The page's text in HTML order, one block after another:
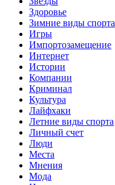
Здоровье
Зимние виды спорта
Игры
Импортозамещение
Интернет
Истории
Компании
Криминал
Культура
Лайфхаки
Летние виды спорта
Личный счет
Люди
Места
Мнения
Мода